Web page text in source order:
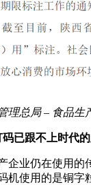
理总局– 食品生
码已跟不上时代
企业仍在使用的
机使用的是铜字